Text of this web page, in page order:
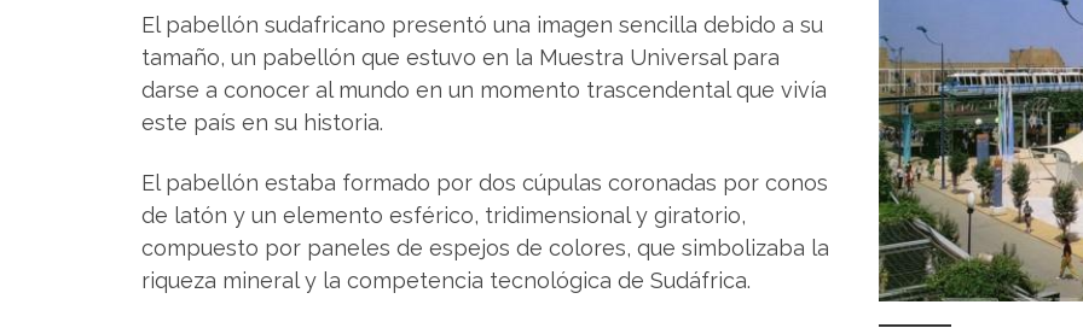
El pabellón sudafricano presentó una imagen sencilla debido a su
tamaño, un pabellón que estuvo en la Muestra Universal para
darse a conocer al mundo en un momento trascendental que vivía
este país en su historia.
El pabellón estaba formado por dos cúpulas coronadas por conos
de latón y un elemento esférico, tridimensional y giratorio,
compuesto por paneles de espejos de colores, que simbolizaba la
riqueza mineral y la competencia tecnológica de Sudáfrica.